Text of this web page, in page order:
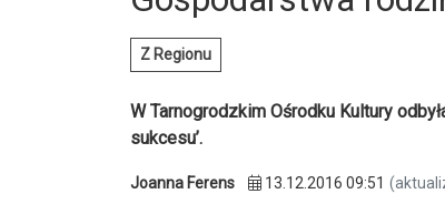
Z Regionu
W Tarnogrodzkim Ośrodku Kultury
sukcesu’.
Joanna Ferens 13.12.2016 09:51